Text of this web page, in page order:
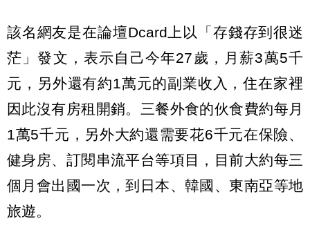
該名網友是在論壇Dcard上以「存錢存到很迷
茫」發文，表示自己今年27歲，月薪3萬5千
元，另外還有約1萬元的副業收入，住在家裡
因此沒有房租開銷。三餐外食的伙食費約每月
1萬5千元，另外大約還需要花6千元在保險、
健身房、訂閱串流平台等項目，目前大約每三
個月會出國一次，到日本、韓國、東南亞等地
旅遊。